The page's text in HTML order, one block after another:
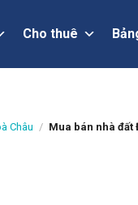
Cho thuê
Châu / Mua bán nhà đất